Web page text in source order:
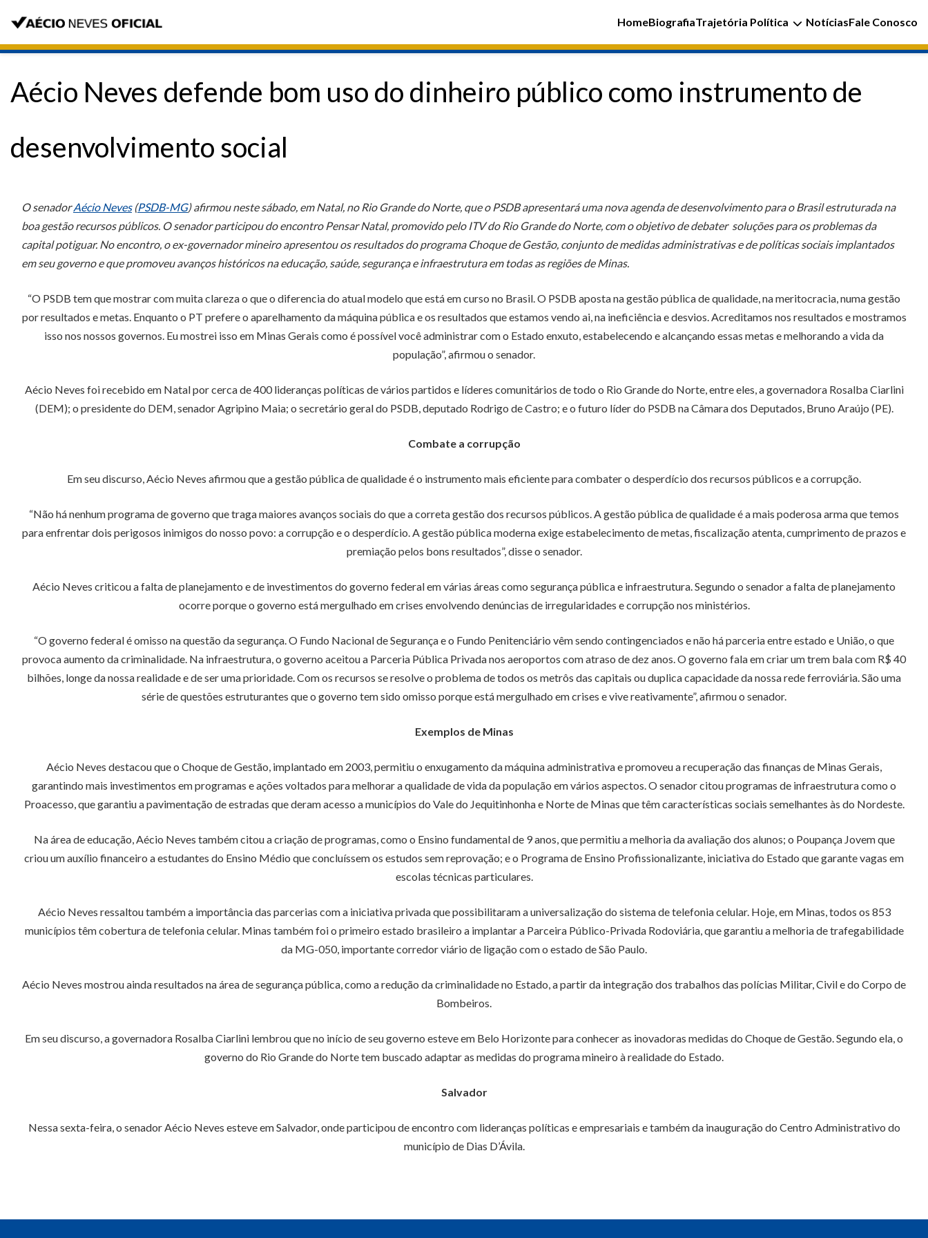
HomeBiografiaTrajetória Política NotíciasFale Conosco
Aécio Neves defende bom uso do dinheiro público como instrumento de
desenvolvimento social
O senadorAécio Neves(PSDB-MG) afirmou neste sábado, em Natal, no Rio Grande do Norte, que o PSDB apresentará uma nova agenda de desenvolvimento para o Brasil estruturada na
boa gestão recursos públicos. O senador participou do encontro Pensar Natal, promovido pelo ITV do Rio Grande do Norte, com o objetivo de debater soluções para os problemas da
capital potiguar. No encontro, o ex-governador mineiro apresentou os resultados do programa Choque de Gestão, conjunto de medidas administrativas e de políticas sociais implantados
em seu governo e que promoveu avanços históricos na educação, saúde, segurança e infraestrutura em todas as regiões de Minas.
“O PSDB tem que mostrar com muita clareza o que o diferencia do atual modelo que está em curso no Brasil. O PSDB aposta na gestão pública de qualidade, na meritocracia, numa gestão
por resultados e metas. Enquanto o PT prefere o aparelhamento da máquina pública e os resultados que estamos vendo ai, na ineficiência e desvios. Acreditamos nos resultados e mostramos
isso nos nossos governos. Eu mostrei isso em Minas Gerais como é possível você administrar com o Estado enxuto, estabelecendo e alcançando essas metas e melhorando a vida da
população”, afirmou o senador.
Aécio Neves foi recebido em Natal por cerca de 400 lideranças políticas de vários partidos e líderes comunitários de todo o Rio Grande do Norte, entre eles, a governadora Rosalba Ciarlini
(DEM); o presidente do DEM, senador Agripino Maia; o secretário geral do PSDB, deputado Rodrigo de Castro; e o futuro líder do PSDB na Câmara dos Deputados, Bruno Araújo (PE).
Combate a corrupção
Em seu discurso, Aécio Neves afirmou que a gestão pública de qualidade é o instrumento mais eficiente para combater o desperdício dos recursos públicos e a corrupção.
“Não há nenhum programa de governo que traga maiores avanços sociais do que a correta gestão dos recursos públicos. A gestão pública de qualidade é a mais poderosa arma que temos
para enfrentar dois perigosos inimigos do nosso povo: a corrupção e o desperdício. A gestão pública moderna exige estabelecimento de metas, fiscalização atenta, cumprimento de prazos e
premiação pelos bons resultados”, disse o senador.
Aécio Neves criticou a falta de planejamento e de investimentos do governo federal em várias áreas como segurança pública e infraestrutura. Segundo o senador a falta de planejamento
ocorre porque o governo está mergulhado em crises envolvendo denúncias de irregularidades e corrupção nos ministérios.
“O governo federal é omisso na questão da segurança. O Fundo Nacional de Segurança e o Fundo Penitenciário vêm sendo contingenciados e não há parceria entre estado e União, o que
provoca aumento da criminalidade. Na infraestrutura, o governo aceitou a Parceria Pública Privada nos aeroportos com atraso de dez anos. O governo fala em criar um trem bala com R$ 40
bilhões, longe da nossa realidade e de ser uma prioridade. Com os recursos se resolve o problema de todos os metrôs das capitais ou duplica capacidade da nossa rede ferroviária. São uma
série de questões estruturantes que o governo tem sido omisso porque está mergulhado em crises e vive reativamente”, afirmou o senador.
Exemplos de Minas
Aécio Neves destacou que o Choque de Gestão, implantado em 2003, permitiu o enxugamento da máquina administrativa e promoveu a recuperação das finanças de Minas Gerais,
garantindo mais investimentos em programas e ações voltados para melhorar a qualidade de vida da população em vários aspectos. O senador citou programas de infraestrutura como o
Proacesso, que garantiu a pavimentação de estradas que deram acesso a municípios do Vale do Jequitinhonha e Norte de Minas que têm características sociais semelhantes às do Nordeste.
Na área de educação, Aécio Neves também citou a criação de programas, como o Ensino fundamental de 9 anos, que permitiu a melhoria da avaliação dos alunos; o Poupança Jovem que
criou um auxílio financeiro a estudantes do Ensino Médio que concluíssem os estudos sem reprovação; e o Programa de Ensino Profissionalizante, iniciativa do Estado que garante vagas em
escolas técnicas particulares.
Aécio Neves ressaltou também a importância das parcerias com a iniciativa privada que possibilitaram a universalização do sistema de telefonia celular. Hoje, em Minas, todos os 853
municípios têm cobertura de telefonia celular. Minas também foi o primeiro estado brasileiro a implantar a Parceira Público-Privada Rodoviária, que garantiu a melhoria de trafegabilidade
da MG-050, importante corredor viário de ligação com o estado de São Paulo.
Aécio Neves mostrou ainda resultados na área de segurança pública, como a redução da criminalidade no Estado, a partir da integração dos trabalhos das polícias Militar, Civil e do Corpo de
Bombeiros.
Em seu discurso, a governadora Rosalba Ciarlini lembrou que no início de seu governo esteve em Belo Horizonte para conhecer as inovadoras medidas do Choque de Gestão. Segundo ela, o
governo do Rio Grande do Norte tem buscado adaptar as medidas do programa mineiro à realidade do Estado.
Salvador
Nessa sexta-feira, o senador Aécio Neves esteve em Salvador, onde participou de encontro com lideranças políticas e empresariais e também da inauguração do Centro Administrativo do
município de Dias D’Ávila.